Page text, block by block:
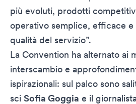
più evoluti, prodotti
operativo semplice, efficace e
qualità del servizio”.
La Convention ha alternato ai
interscambio e
ispirazionali: sul palco sono
sci Sofia Goggia e il